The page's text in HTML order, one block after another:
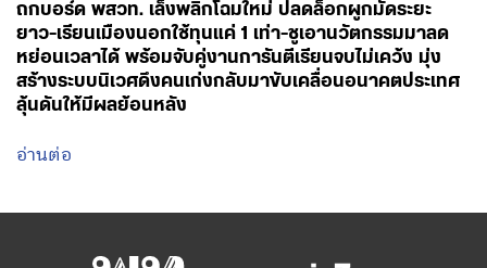
ถกบอร์ด พสวท. เล็งพลิกโฉมใหม่ ปลดล็อกผูกมัดระยะ
ยาว-เรียนเมืองนอกใช้ทุนแค่ 1 เท่า-ชูเอานวัตกรรมมาลด
หย่อนเวลาได้ พร้อมจับคู่งานการันตีเรียนจบไม่เคว้ง มุ่ง
สร้างระบบนิเวศดึงคนเก่งกลับมาขับเคลื่อนอนาคตประเทศ
ลุ้นดันให้มีผลย้อนหลัง
อ่านต่อ